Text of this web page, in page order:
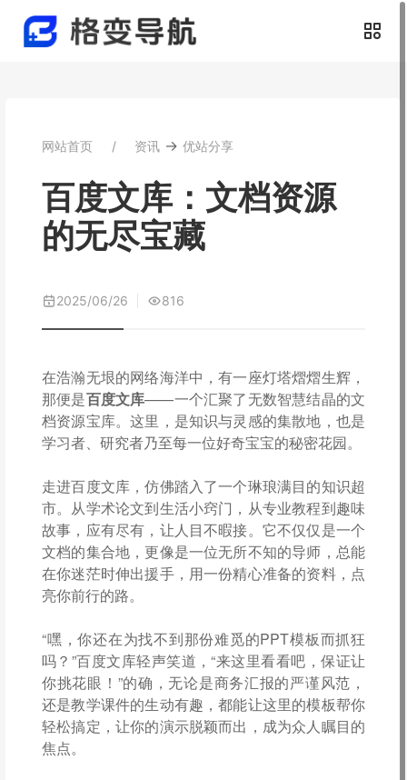
网站首页 资讯 → 优站分享
百度文库：文档资源
的无尽宝藏
2025/06/26 816
在浩瀚无垠的网络海洋中，有一座灯塔熠熠生辉，
那便是百度文库——一个汇聚了无数智慧结晶的文
档资源宝库。这里，是知识与灵感的集散地，也是
学习者、研究者乃至每一位好奇宝宝的秘密花园。
走进百度文库，仿佛踏入了一个琳琅满目的知识超
市。从学术论文到生活小窍门，从专业教程到趣味
故事，应有尽有，让人目不暇接。它不仅仅是一个
文档的集合地，更像是一位无所不知的导师，总能
在你迷茫时伸出援手，用一份精心准备的资料，点
亮你前行的路。
“嘿，你还在为找不到那份难觅的PPT模板而抓狂
吗？”百度文库轻声笑道，“来这里看看吧，保证让
你挑花眼！”的确，无论是商务汇报的严谨风范，
还是教学课件的生动有趣，都能让这里的模板帮你
轻松搞定，让你的演示脱颖而出，成为众人瞩目的
焦点。